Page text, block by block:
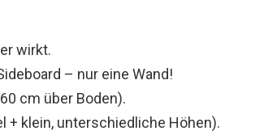
wirkt.
– nur eine Wand!
cm über Boden).
+ klein, unterschiedliche Höhen).